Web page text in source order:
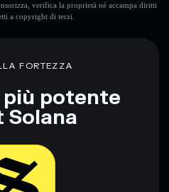
verifica la proprietà né accampa diritti
a copyright di terzi.
FORTEZZA
potente
Solana